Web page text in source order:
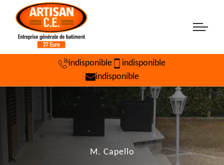
indisponible
indisponible
indisponible
M. Capello